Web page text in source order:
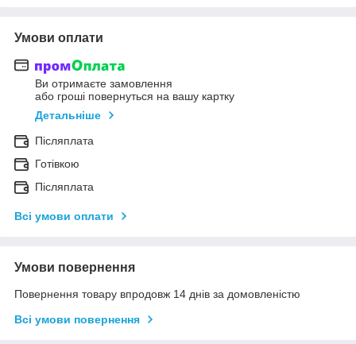
Умови оплати
Ви отримаєте замовлення
або гроші повернуться на вашу картку
Детальніше
Післяплата
Готівкою
Післяплата
Всі умови оплати
Умови повернення
Повернення товару впродовж 14 днів за домовленістю
Всі умови повернення